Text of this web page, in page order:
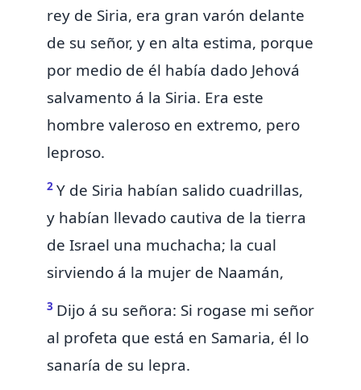
rey de Siria, era gran varón delante
de su señor, y en alta estima, porque
por medio de él había dado Jehová
salvamento á la Siria. Era este
hombre valeroso en extremo, pero
leproso.
2 Y de Siria habían salido cuadrillas,
y habían llevado cautiva de la tierra
de Israel una muchacha; la cual
sirviendo á la mujer de Naamán,
3 Dijo á su señora: Si rogase mi señor
al profeta que está en Samaria, él lo
sanaría de su lepra.